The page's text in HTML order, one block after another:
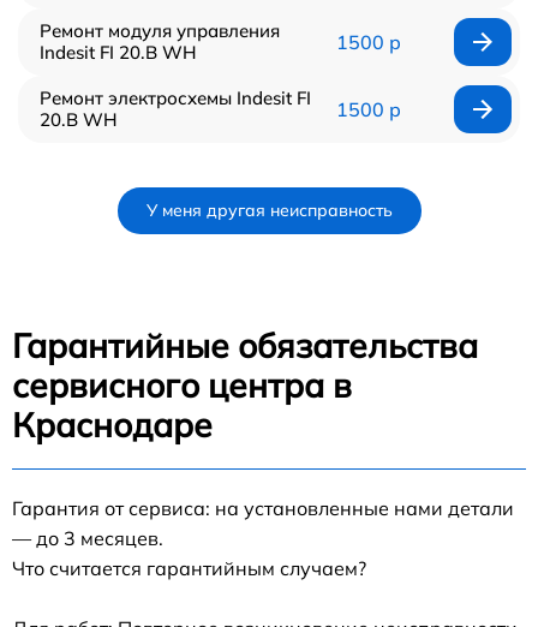
Ремонт модуля управления
Indesit FI 20.B WH
1500 р
Ремонт электросхемы Indesit FI
20.B WH
1500 р
У меня другая неисправность
Гарантийные обязательства
сервисного центра в
Краснодаре
Гарантия от сервиса: на установленные нами детали
— до 3 месяцев.
Что считается гарантийным случаем?